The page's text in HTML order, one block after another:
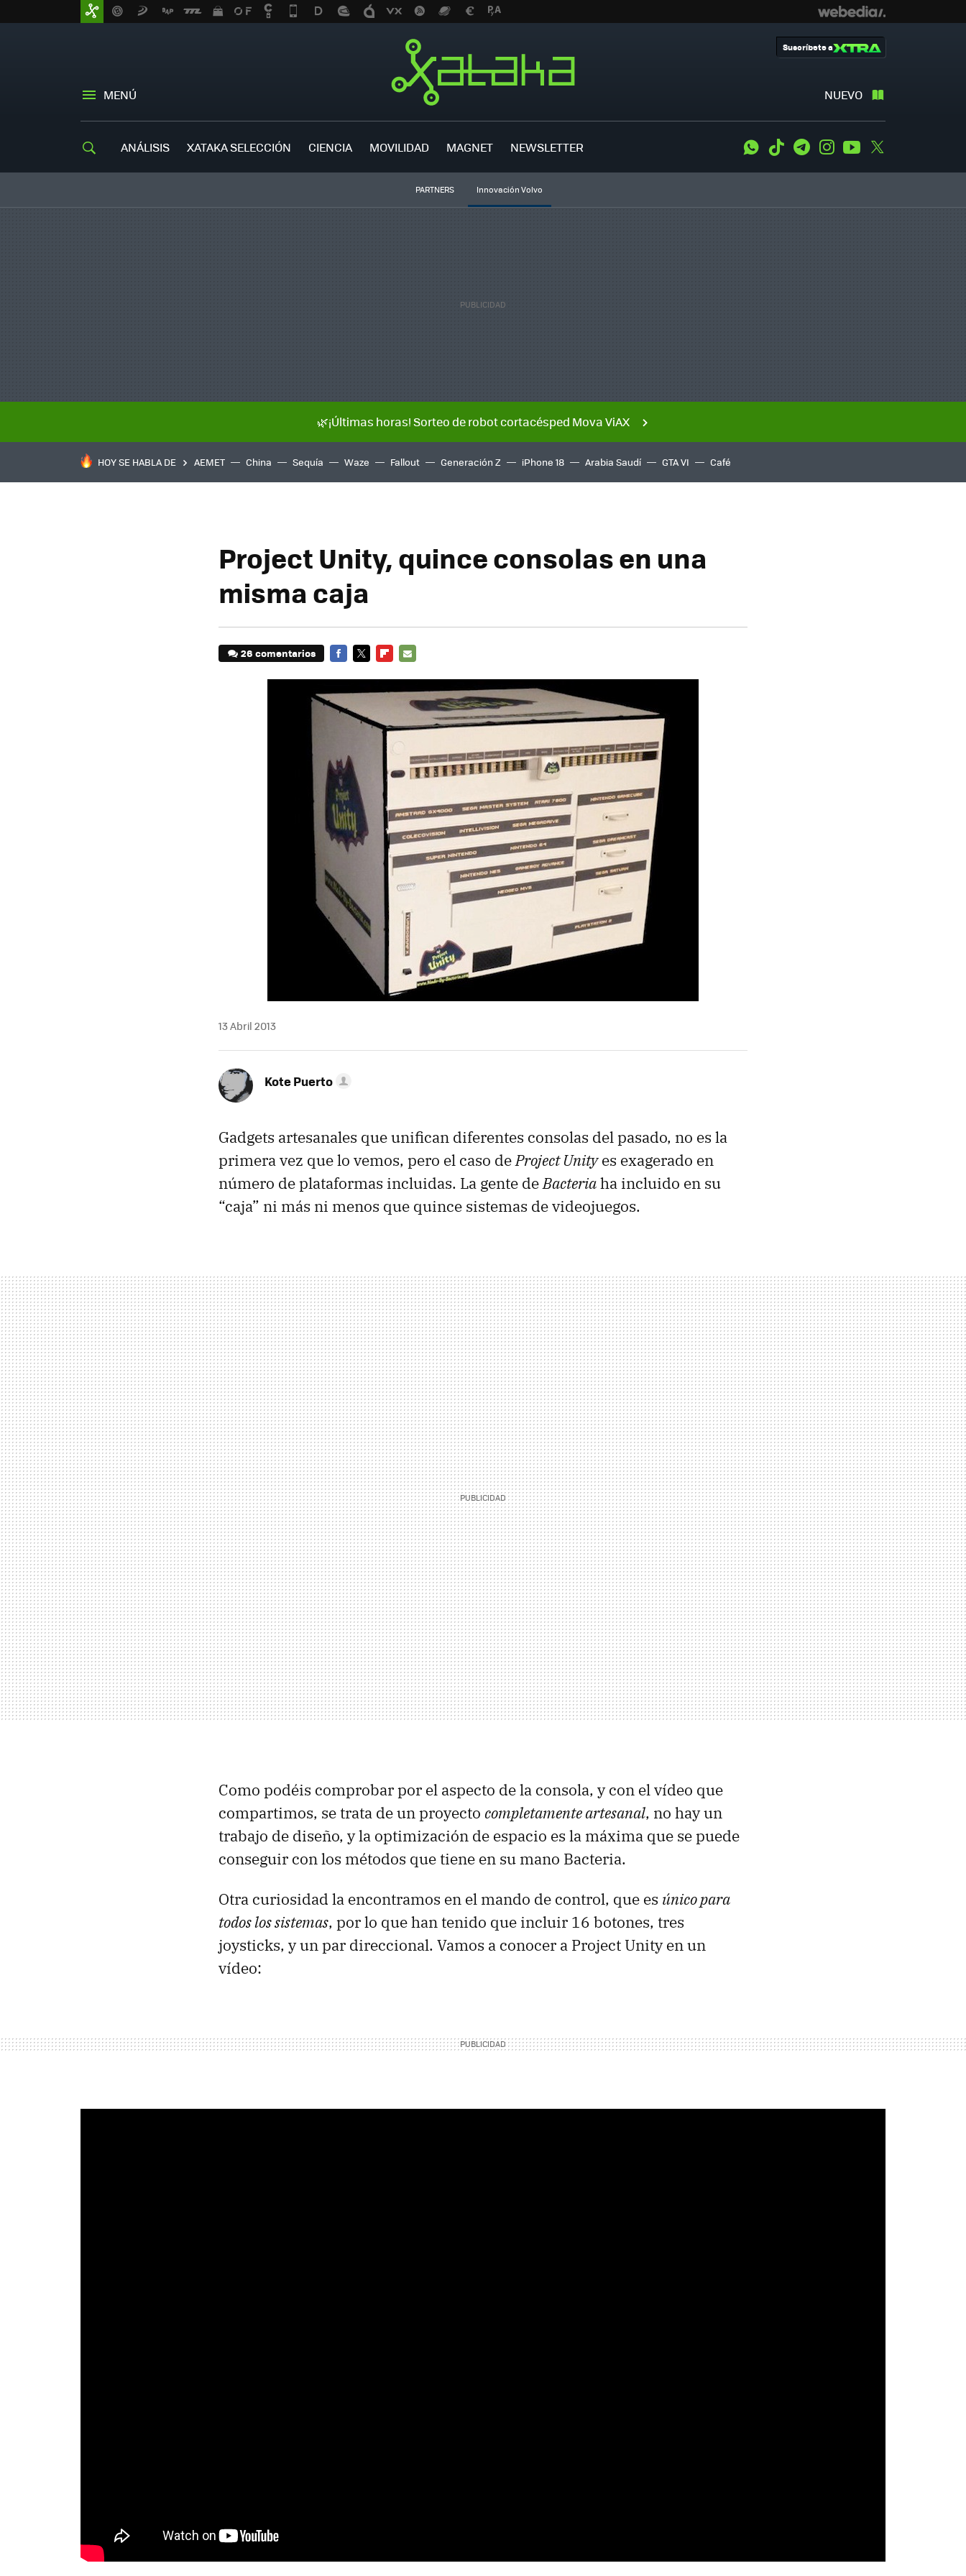
MENÚ NUEVO
Suscríbete a
ANÁLISIS XATAKA SELECCIÓN CIENCIA MOVILIDAD MAGNET NEWSLETTER WhatsApp
Tiktok TelegramInstagramYoutube
PARTNERS Innovación Volvo
🌿¡Últimas horas! Sorteo de robot cortacésped Mova ViAX
HOY SE HABLA DE AEMET China Sequía Waze Fallout Generación Z iPhone 18 Arabia Saudí GTA VI Café
Project Unity, quince consolas en una
misma caja
26 comentarios
13 Abril 2013
Kote Puerto
Gadgets artesanales que unifican diferentes consolas del pasado, no es la
primera vez que lo vemos, pero el caso deProject Unityes exagerado en
número de plataformas incluidas. La gente deBacteriaha incluido en su
“caja” ni más ni menos que quince sistemas de videojuegos.
Como podéis comprobar por el aspecto de la consola, y con el vídeo que
compartimos, se trata de un proyecto completamente artesanal, no hay un
trabajo de diseño, y la optimización de espacio es la máxima que se puede
conseguir con los métodos que tiene en su mano Bacteria.
Otra curiosidad la encontramos en el mando de control, que es único para
todos los sistemas, por lo que han tenido que incluir 16 botones, tres
joysticks, y un par direccional. Vamos a conocer a Project Unity en un
vídeo: